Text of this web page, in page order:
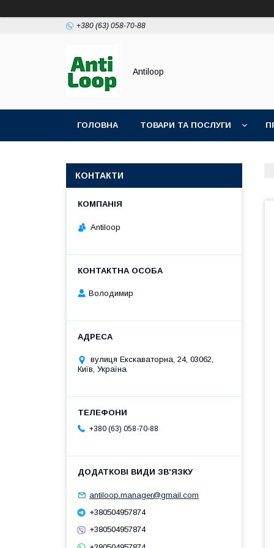
+380 (63) 058-70-88
Antiloop
ГОЛОВНА ТОВАРИ ТА ПОСЛУГИ
КОНТАКТИ
Antiloop
Володимир
вулиця Екскаваторна, 24, 03062,
Київ, Україна
+380 (63) 058-70-88
antiloop.manager@gmail.com
+380504957874
+380504957874